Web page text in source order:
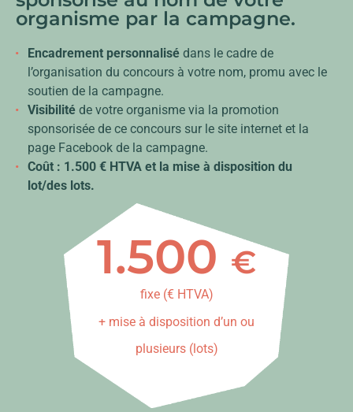
organisme par la campagne.
Encadrement personnalisé dans le cadre de
l’organisation du concours à votre nom, promu avec le
soutien de la campagne.
Visibilité de votre organisme via la promotion
sponsorisée de ce concours sur le site internet et la
page Facebook de la campagne.
Coût : 1.500 € HTVA et la mise à disposition du
lot/des lots.
1.500 €
fixe (€ HTVA)
+ mise à disposition d’un ou
plusieurs (lots)